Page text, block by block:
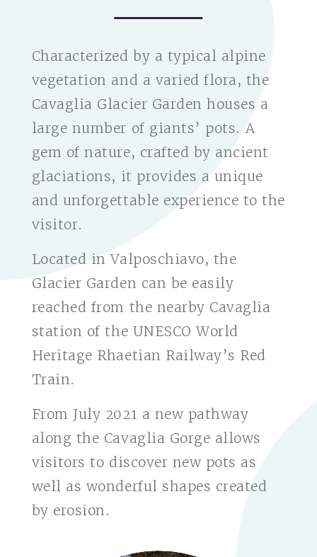
Characterized by a typical alpine
vegetation and a varied flora, the
Cavaglia Glacier Garden houses a
large number of giants’ pots. A
gem of nature, crafted by ancient
glaciations, it provides a unique
and unforgettable experience to the
visitor.
Located in Valposchiavo, the
Glacier Garden can be easily
reached from the nearby Cavaglia
station of the UNESCO World
Heritage Rhaetian Railway’s Red
Train.
From July 2021 a new pathway
along the Cavaglia Gorge allows
visitors to discover new pots as
well as wonderful shapes created
by erosion.